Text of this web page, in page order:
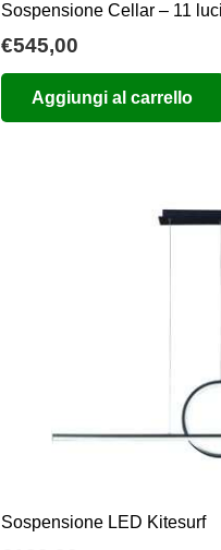
Sospensione Cellar – 11 luci
€545,00
Aggiungi al carrello
Sospensione LED Kitesurf